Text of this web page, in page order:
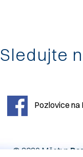
Sledujte
Pozlovice na
© 2026 Městys